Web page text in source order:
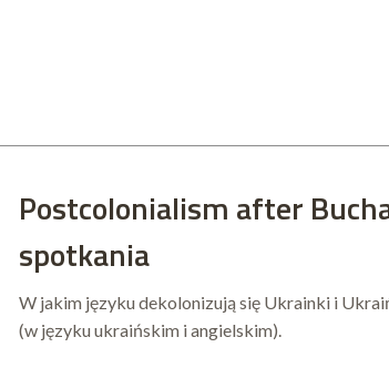
Postcolonialism after
spotkania
W jakim języku dekolonizują się Ukrainki i
(w języku ukraińskim i angielskim).